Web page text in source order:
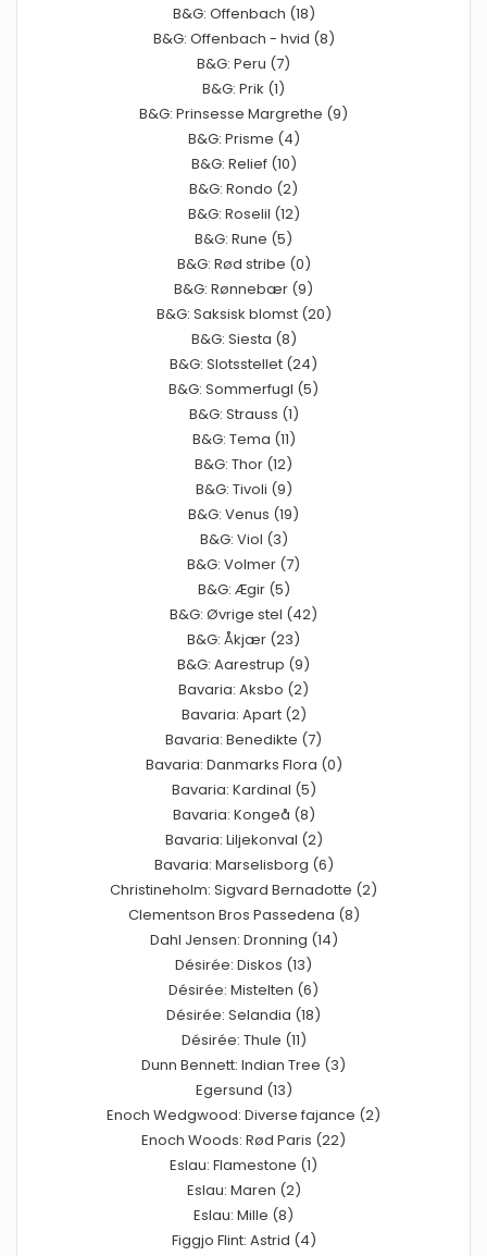
B&G: Offenbach (18)
B&G: Offenbach - hvid (8)
B&G: Peru (7)
B&G: Prik (1)
B&G: Prinsesse Margrethe (9)
B&G: Prisme (4)
B&G: Relief (10)
B&G: Rondo (2)
B&G: Roselil (12)
B&G: Rune (5)
B&G: Rød stribe (0)
B&G: Rønnebær (9)
B&G: Saksisk blomst (20)
B&G: Siesta (8)
B&G: Slotsstellet (24)
B&G: Sommerfugl (5)
B&G: Strauss (1)
B&G: Tema (11)
B&G: Thor (12)
B&G: Tivoli (9)
B&G: Venus (19)
B&G: Viol (3)
B&G: Volmer (7)
B&G: Ægir (5)
B&G: Øvrige stel (42)
B&G: Åkjær (23)
B&G: Aarestrup (9)
Bavaria: Aksbo (2)
Bavaria: Apart (2)
Bavaria: Benedikte (7)
Bavaria: Danmarks Flora (0)
Bavaria: Kardinal (5)
Bavaria: Kongeå (8)
Bavaria: Liljekonval (2)
Bavaria: Marselisborg (6)
Christineholm: Sigvard Bernadotte (2)
Clementson Bros Passedena (8)
Dahl Jensen: Dronning (14)
Désirée: Diskos (13)
Désirée: Mistelten (6)
Désirée: Selandia (18)
Désirée: Thule (11)
Dunn Bennett: Indian Tree (3)
Egersund (13)
Enoch Wedgwood: Diverse fajance (2)
Enoch Woods: Rød Paris (22)
Eslau: Flamestone (1)
Eslau: Maren (2)
Eslau: Mille (8)
Figgjo Flint: Astrid (4)